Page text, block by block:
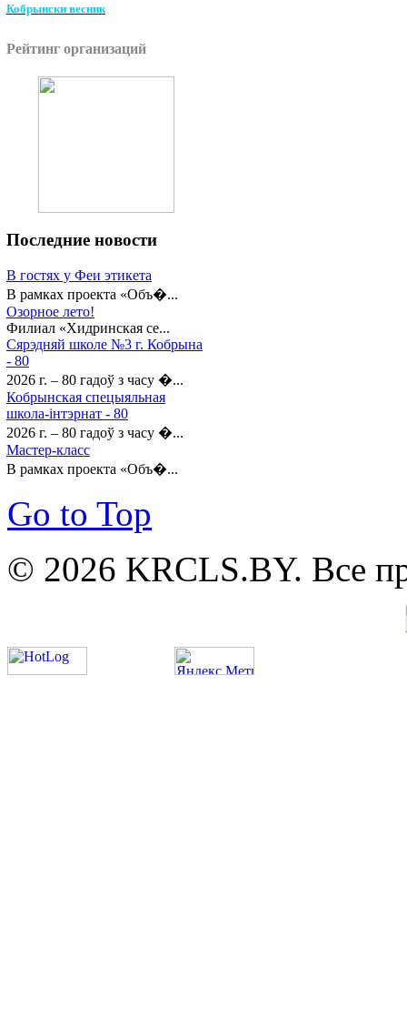
Кобрынски весник
Рейтинг организаций
Последние новости
В гостях у Феи этикета
В рамках проекта «Объ�...
Озорное лето!
Филиал «Хидринская се...
Сярэдняй школе №3 г. Кобрына
- 80
2026 г. – 80 гадоў з часу �...
Кобрынская спецыяльная
школа-інтэрнат - 80
2026 г. – 80 гадоў з часу �...
Мастер-класс
В рамках проекта «Объ�...
Go to Top
© 2026 KRCLS.BY. Все